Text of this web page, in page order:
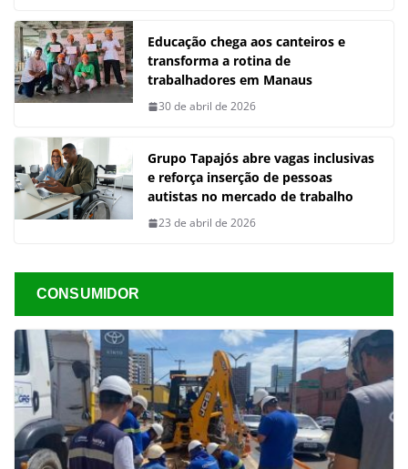
Educação chega aos canteiros e
transforma a rotina de
trabalhadores em Manaus
30 de abril de 2026
Grupo Tapajós abre vagas inclusivas
e reforça inserção de pessoas
autistas no mercado de trabalho
23 de abril de 2026
CONSUMIDOR